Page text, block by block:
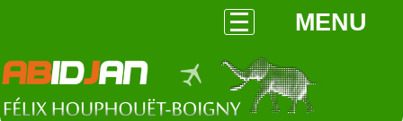
MENU